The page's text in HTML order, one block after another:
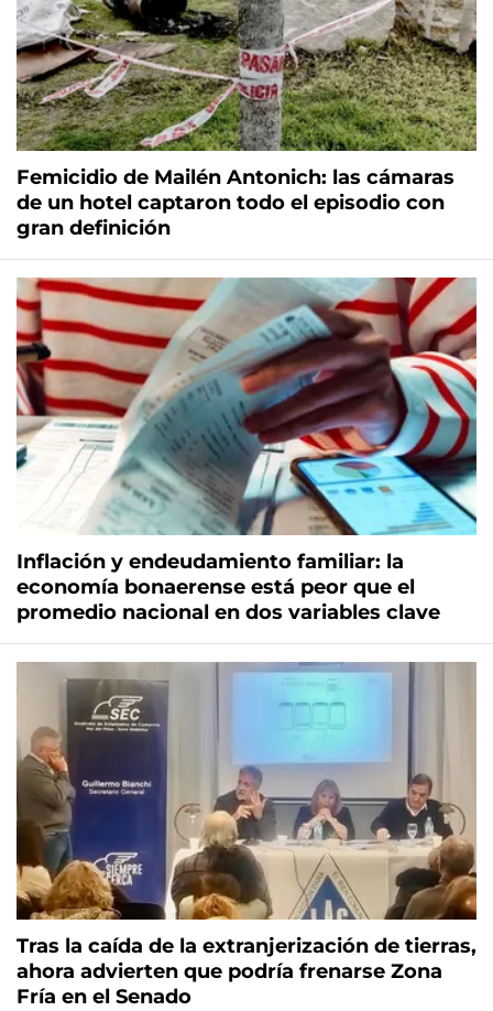
Femicidio de Mailén Antonich: las cámaras
de un hotel captaron todo el episodio con
gran definición
Inflación y endeudamiento familiar: la
economía bonaerense está peor que el
promedio nacional en dos variables clave
Tras la caída de la extranjerización de tierras,
ahora advierten que podría frenarse Zona
Fría en el Senado